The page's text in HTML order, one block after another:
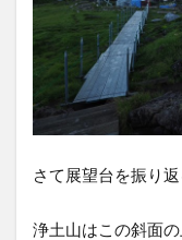
さて展望台を振り
浄土山はこの斜面